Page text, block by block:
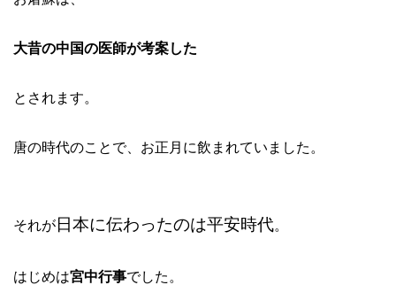
大昔の中国の医師が考案した
とされます。
唐の時代のことで、お正月に飲まれていました。
それが日本に伝わったのは平安時代。
はじめは宮中行事でした。